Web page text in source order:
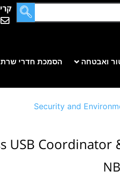
ואבטחה הסמכת חדרי
Security and
USB Coordinator